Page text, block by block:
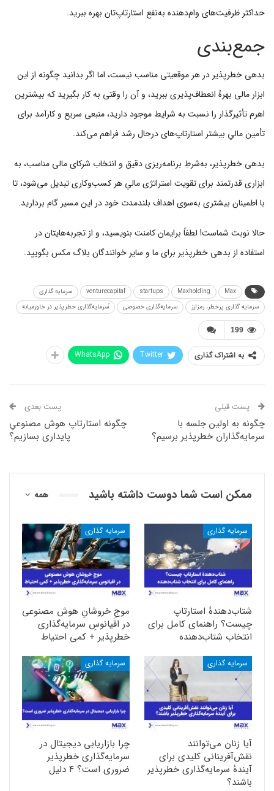
حداکثر ظرفیت‌های وام‌دهنده به‌نفع استارتاپ‌تان بهره ببرید.
جمع‌بندی
بدهی خطرپذیر در هر موقعیتی مناسب نیست، اما اگر بدانید چگونه از این
ابزار مالی بهرهٔ انعطاف‌پذیری ببرید، و آن را وقتی به کار بگیرید که بیشترین
اهرم تأثیرگذار را نسبت به شرایط موجود دارید، منبعی سریع و کارآمد برای
تأمین مالیِ بیشتر استارتاپ‌های درحال رشد فراهم می‌کند.
بدهی خطرپذیر، به‌شرطِ برنامه‌ریزی دقیق و انتخاب شرکای مالی مناسب، به
ابزاری قدرتمند برای تقویت استراتژی مالیِ هر کسب‌وکاری تبدیل می‌شود، تا
با اطمینان بیشتری به‌سوی اهداف بلندمدت خود در این مسیر گام بردارید.
حالا نوبت شماست! لطفاً برایمان کامنت بنویسید، و از تجربه‌هایتان در
استفاده از بدهی خطرپذیر برای ما و سایر خوانندگان بلاگ مکس بگویید.
Max
Maxholding
startups
سرمایه گذاری
سرمایه گذاری پرخطر، رمزارز
سرمایه‌گذاری خصوصی ُسرمایه‌گذاری خطرپذیر در خاورمیانه
199
به اشتراک گذاری Twitter
WhatsApp
پست قبلی
چگونه به اولین جلسه با
سرمایه‌گذاران خطرپذیر برسیم؟
پست بعدی
چگونه استارتاپ هوش مصنوعیِ
پایداری بسازیم؟
همه ممکن است شما دوست داشته باشید
سرمایه گذاری
شتاب‌دهندهٔ استارتاپ
چیست؟ راهنمای کامل برای
انتخاب شتا‌ب‌دهنده
سرمایه گذاری
موجِ خروشانِ هوش مصنوعی
در اقیانوسِ سرمایه‌گذاری
خطرپذیر + کمی احتیاط
سرمایه گذاری
آیا زنان می‌توانند
نقش‌آفرینانی کلیدی برای
آیندهٔ سرمایه‌گذاری خطرپذیر
باشند؟
سرمایه گذاری
چرا بازاریابی دیجیتال در
سرمایه‌گذاری خطرپذیر
ضروری است؟ ۴ دلیل